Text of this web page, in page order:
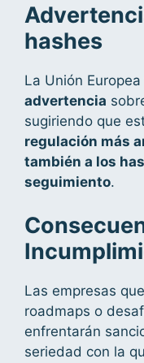
hashes
La Unión
advertencia
sugiriendo que
regulación más
también a los
seguimiento.
Las empresas
roadmaps o
enfrentarán
seriedad con la